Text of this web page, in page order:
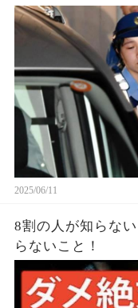
2025/06/11
8割の人が知らな
らないこと！